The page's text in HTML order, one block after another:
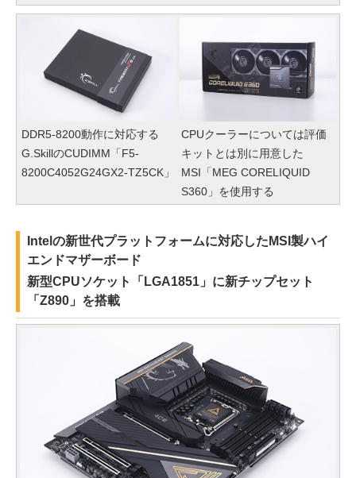
DDR5-8200動作に対応する
G.SkillのCUDIMM「F5-
8200C4052G24GX2-TZ5CK」
CPUクーラーについては評価
キットとは別に用意した
MSI「MEG CORELIQUID
S360」を使用する
Intelの新世代プラットフォームに対応したMSI製ハイ
エンドマザーボード
新型CPUソケット「LGA1851」に新チップセット
「Z890」を搭載